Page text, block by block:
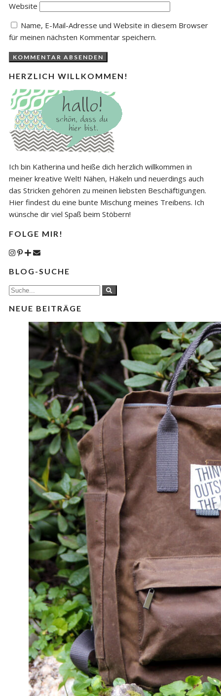
Website
Name, E-Mail-Adresse und Website in diesem Browser
für meinen nächsten Kommentar speichern.
HERZLICH WILLKOMMEN!
Ich bin Katherina und heiße dich herzlich willkommen in
meiner kreative Welt! Nähen, Häkeln und neuerdings auch
das Stricken gehören zu meinen liebsten Beschäftigungen.
Hier findest du eine bunte Mischung meines Treibens. Ich
wünsche dir viel Spaß beim Stöbern!
FOLGE MIR!
BLOG-SUCHE
NEUE BEITRÄGE